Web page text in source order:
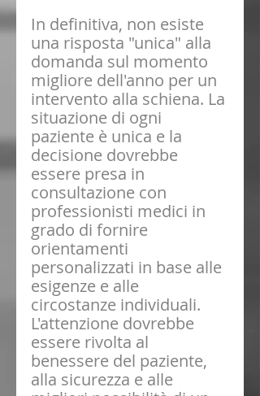
In definitiva, non esiste
una risposta "unica" alla
domanda sul momento
migliore dell'anno per un
intervento alla schiena. La
situazione di ogni
paziente è unica e la
decisione dovrebbe
essere presa in
consultazione con
professionisti medici in
grado di fornire
orientamenti
personalizzati in base alle
esigenze e alle
circostanze individuali.
L'attenzione dovrebbe
essere rivolta al
benessere del paziente,
alla sicurezza e alle